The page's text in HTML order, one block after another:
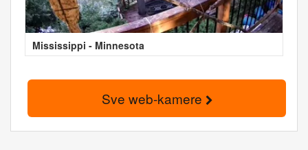
Mississippi - Minnesota
Sve web-kamere